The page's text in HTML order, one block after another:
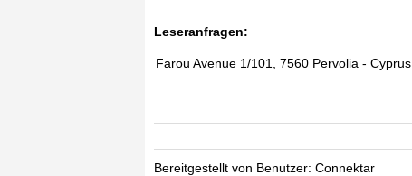
Leseranfragen:
Farou Avenue 1/101, 7560 Pervolia - Cyprus
Bereitgestellt von Benutzer: Connektar